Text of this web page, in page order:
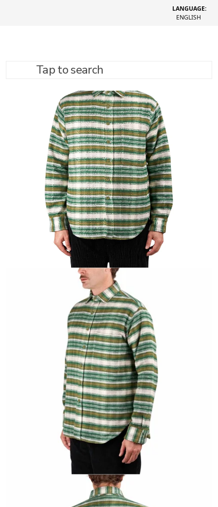
LANGUAGE:
ENGLISH
Tap to search